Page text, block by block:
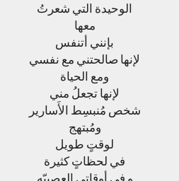
الوحيدة التي شعرتُ
معها
بإنني أتنفس
لإنها صالحتني مع نفسي
ومع الحياة
لإنها تجعلُ مني
شخص مُنبسِط الأَسارير
ومُبتهج
لوقتٍ طويل
في لحظاتٍ كثيرة